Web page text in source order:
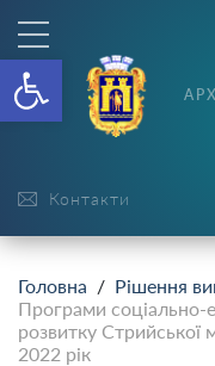
Відкрити
Контакти
Головна / Рішення
Програми соціально-
розвитку Стрийської
2022 рік